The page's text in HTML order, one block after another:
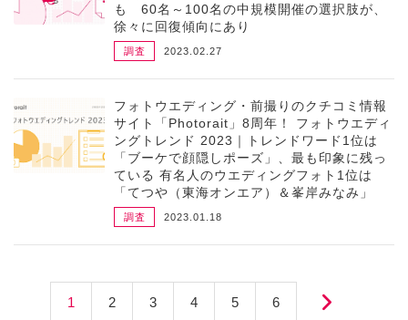
も 60名～100名の中規模開催の選択肢が、
徐々に回復傾向にあり
調査 2023.02.27
フォトウエディング・前撮りのクチコミ情報
サイト「Photorait」8周年！ フォトウエディ
ングトレンド 2023｜トレンドワード1位は
「ブーケで顔隠しポーズ」、最も印象に残っ
ている 有名人のウエディングフォト1位は
「てつや（東海オンエア）＆峯岸みなみ」
調査 2023.01.18
1 2 3 4 5 6